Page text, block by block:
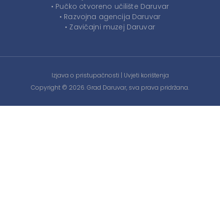
• Pučko otvoreno učilište Daruvar
• Razvojna agencija Daruvar
• Zavičajni muzej Daruvar
Izjava o pristupačnosti | Uvjeti korištenja
Copyright © 2026. Grad Daruvar, sva prava pridržana.